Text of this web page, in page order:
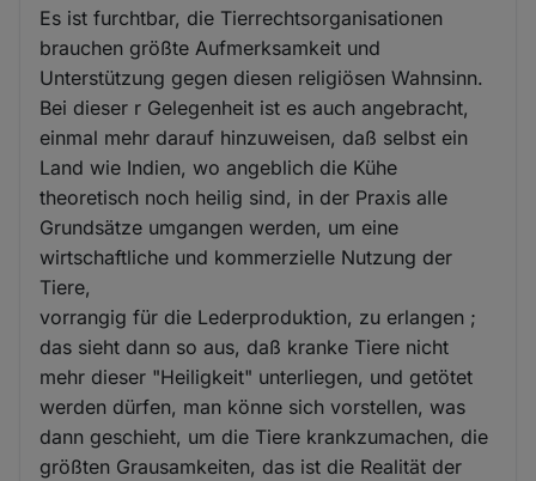
Es ist furchtbar, die Tierrechtsorganisationen
brauchen größte Aufmerksamkeit und
Unterstützung gegen diesen religiösen Wahnsinn.
Bei dieser r Gelegenheit ist es auch angebracht,
einmal mehr darauf hinzuweisen, daß selbst ein
Land wie Indien, wo angeblich die Kühe
theoretisch noch heilig sind, in der Praxis alle
Grundsätze umgangen werden, um eine
wirtschaftliche und kommerzielle Nutzung der
Tiere,
vorrangig für die Lederproduktion, zu erlangen ;
das sieht dann so aus, daß kranke Tiere nicht
mehr dieser "Heiligkeit" unterliegen, und getötet
werden dürfen, man könne sich vorstellen, was
dann geschieht, um die Tiere krankzumachen, die
größten Grausamkeiten, das ist die Realität der